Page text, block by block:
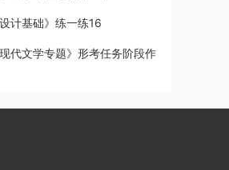
计基础》练一练16
代文学专题》形考任务阶段作